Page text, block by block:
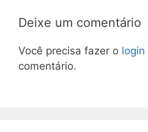
Deixe um comentário
Você precisa fazer o login
comentário.